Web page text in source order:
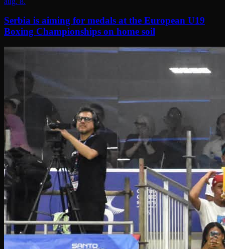
Serbia is aiming for medals at the European U19
Boxing Championships on home soil